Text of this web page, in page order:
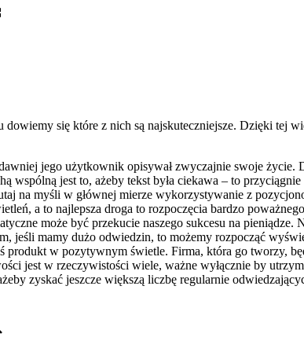
się które z nich są najskuteczniejsze. Dzięki tej
jego użytkownik opisywał zwyczajnie swoje życie.
wspólną jest to, ażeby tekst była ciekawa – to
na myśli w głównej mierze wykorzystywanie z
a to najlepsza droga to rozpoczęcia bardzo
może być przekucie naszego sukcesu na pieniądze.
jeśli mamy dużo odwiedzin, to możemy rozpocząć
produkt w pozytywnym świetle. Firma, która go tworzy,
jest w rzeczywistości wiele, ważne wyłącznie by
zyskać jeszcze większą liczbę regularnie